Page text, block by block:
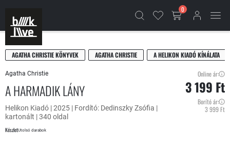
0
AGATHA CHRISTIE KÖNYVEK AGATHA CHRISTIE A HELIKON KIADÓ KÍNÁLATA
Agatha Christie
A HARMADIK LÁNY
Helikon Kiadó | 2025 | Fordító: Dedinszky Zsófia |
kartonált | 340 oldal
KészletUtolsó darabok
Online ár:
3 199 Ft
Borító ár:
3 999 Ft